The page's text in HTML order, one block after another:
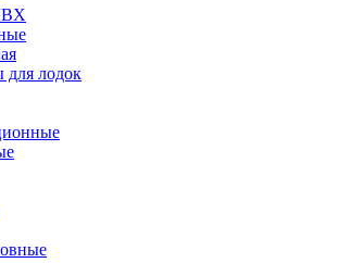
для лодок